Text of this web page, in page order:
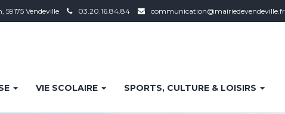
59175 Vendeville 03.20.16.84.84 communication@mairiedevendeville.fr
VIE SCOLAIRE SPORTS, CULTURE & LOISIRS